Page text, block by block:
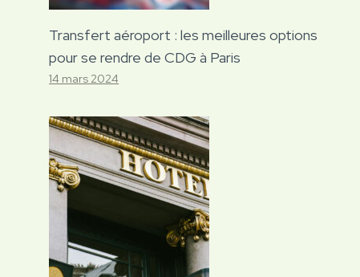
Transfert aéroport : les meilleures options
pour se rendre de CDG à Paris
14 mars 2024